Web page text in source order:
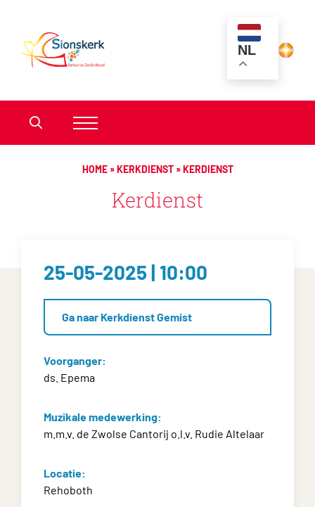
NL
HOME»KERKDIENST»KERDIENST
Kerdienst
25-05-2025 | 10:00
Ga naar Kerkdienst Gemist
Voorganger:
ds. Epema
Muzikale medewerking:
m.m.v. de Zwolse Cantorij o.l.v. Rudie Altelaar
Locatie:
Rehoboth